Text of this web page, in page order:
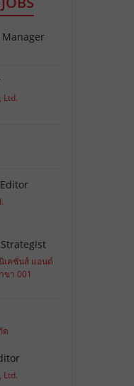
Ltd.
คชั่นส์ แอนด์
า 001
ด
Ltd.